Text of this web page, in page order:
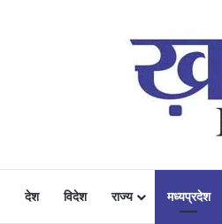
देश विदेश राज्य मध्यप्रदेश